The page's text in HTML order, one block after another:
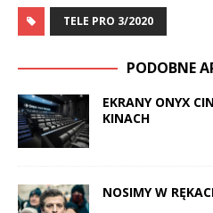
TELE PRO 3/2020
PODOBNE
EKRANY ONYX
KINACH
NOSIMY W